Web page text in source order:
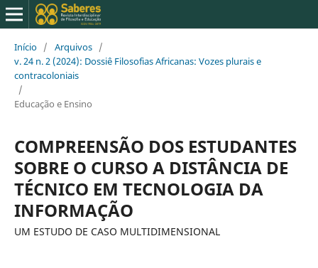
Início / Arquivos /
v. 24 n. 2 (2024): Dossiê Filosofias Africanas: Vozes plurais e
contracoloniais
/
Educação e Ensino
COMPREENSÃO DOS ESTUDANTES
SOBRE O CURSO A DISTÂNCIA DE
TÉCNICO EM TECNOLOGIA DA
INFORMAÇÃO
UM ESTUDO DE CASO MULTIDIMENSIONAL